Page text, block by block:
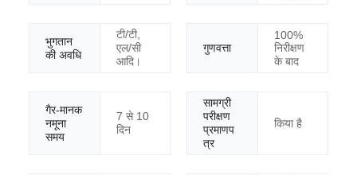
भुगतान
की अवधि
टी/टी,
एल/सी
आदि।
गुणवत्ता
100%
निरीक्षण
के बाद
गैर-मानक
नमूना
समय
7 से 10
दिन
सामग्री
परीक्षण
प्रमाणप
त्र
किया है